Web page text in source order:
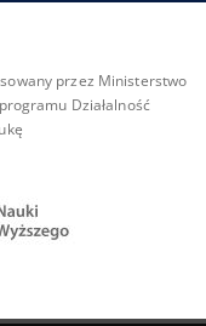
przez Ministerstwo
Działalność